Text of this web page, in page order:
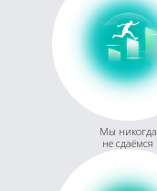
Мы никогда
не сдаёмся